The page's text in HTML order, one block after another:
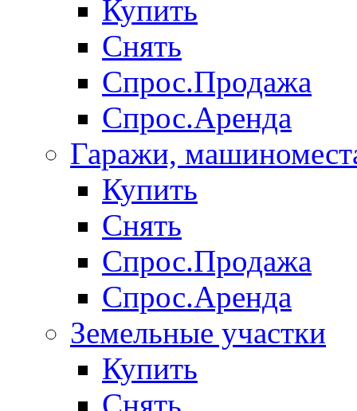
Купить
Снять
Спрос.Продажа
Спрос.Аренда
Гаражи,
Купить
Снять
Спрос.Продажа
Спрос.Аренда
Земельные участки
Купить
Снять